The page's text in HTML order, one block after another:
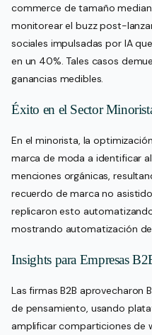
commerce de tamaño
monitorear el buzz post-
sociales impulsadas por IA
en un 40%. Tales casos
ganancias medibles.
Éxito en el Sector
En el minorista, la
marca de moda a identificar
menciones orgánicas,
recuerdo de marca no
replicaron esto
mostrando automatización de
Insights para Empresas
Las firmas B2B aprovecharon
de pensamiento, usando
amplificar comparticiones de